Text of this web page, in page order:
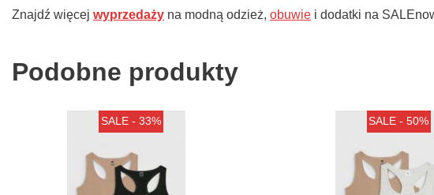
Znajdź więcej wyprzedaży na modną odzież, obuwie i dodatki na
Podobne produkty
SALE - 33% SALE - 50%